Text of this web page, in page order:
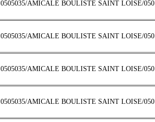
0505035/AMICALE BOULISTE SAINT LOISE/050
0505035/AMICALE BOULISTE SAINT LOISE/050
0505035/AMICALE BOULISTE SAINT LOISE/050
0505035/AMICALE BOULISTE SAINT LOISE/050